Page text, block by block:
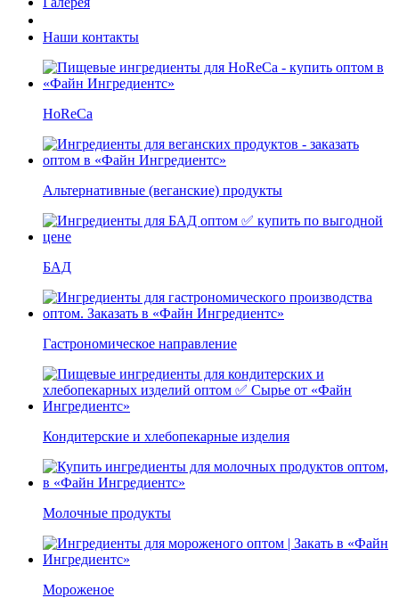
Наши контакты
HoReCa
Альтернативные (веганские) продукты
БАД
Гастрономическое направление
Кондитерские и хлебопекарные изделия
Молочные продукты
Мороженое